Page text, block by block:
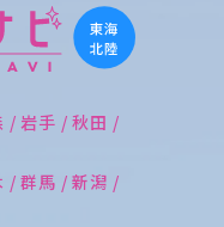
/ 岩手 / 秋田 /
/ 群馬 / 新潟 /